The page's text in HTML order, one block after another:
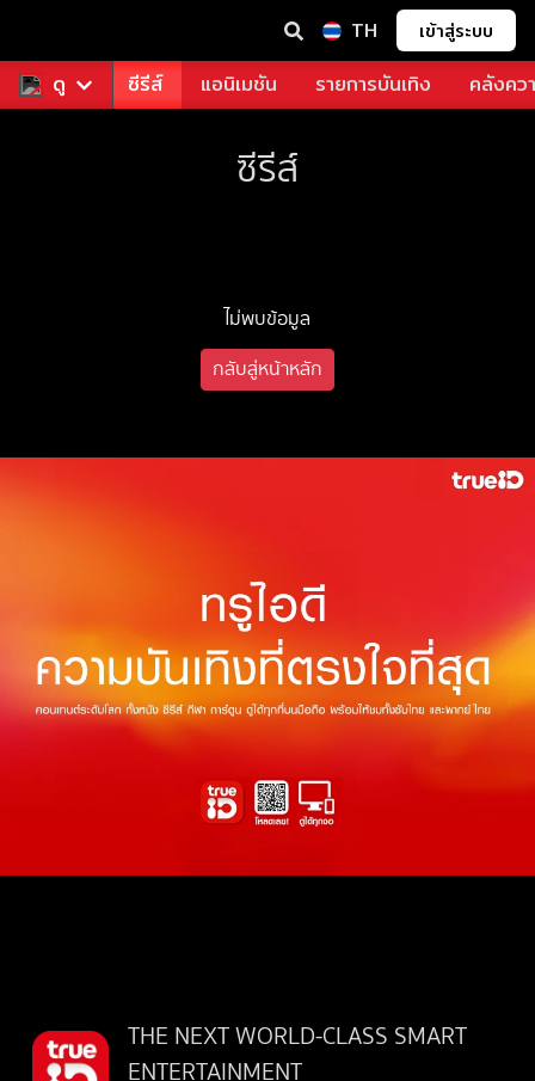
TH เข้าสู่ระบบ
ดู
หนัง ซีรีส์ แอนิเมชัน รายการบันเทิง คลังคว
ซีรีส์
ไม่พบข้อมูล
กลับสู่หน้าหลัก
THE NEXT WORLD-CLASS SMART
ENTERTAINMENT